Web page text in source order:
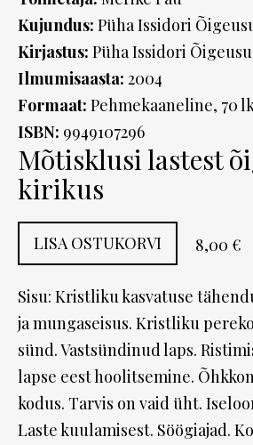
Kujundus: Püha Issidori
Kirjastus: Püha Issidori
Ilmumisaasta: 2004
Formaat: Pehmekaaneline, 70
ISBN: 9949107296
Mõtisklusi lastest
kirikus
LISA OSTUKORVI 8,00 €
Sisu: Kristliku kasvatuse
ja mungaseisus. Kristliku
sünd. Vastsündinud laps.
lapse eest hoolitsemine.
kodus. Tarvis on vaid üht.
Laste kuulamisest. Söögiajad.